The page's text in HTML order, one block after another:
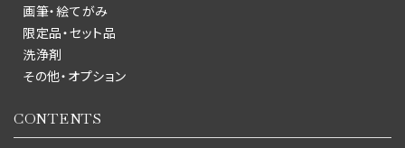
画筆・絵てがみ
限定品・セット品
洗浄剤
その他・オプション
CONTENTS